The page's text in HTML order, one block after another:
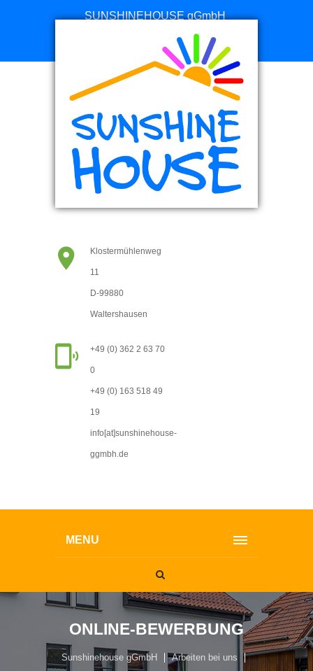
SUNSHINEHOUSE gGmbH
Online Spenden
Klostermühlenweg
11
D-99880
Waltershausen
+49 (0) 362 2 63 70
0
+49 (0) 163 518 49
19
info[at]sunshinehouse-
ggmbh.de
MENU
ONLINE-BEWERBUNG
Sunshinehouse gGmbH
Arbeiten bei uns